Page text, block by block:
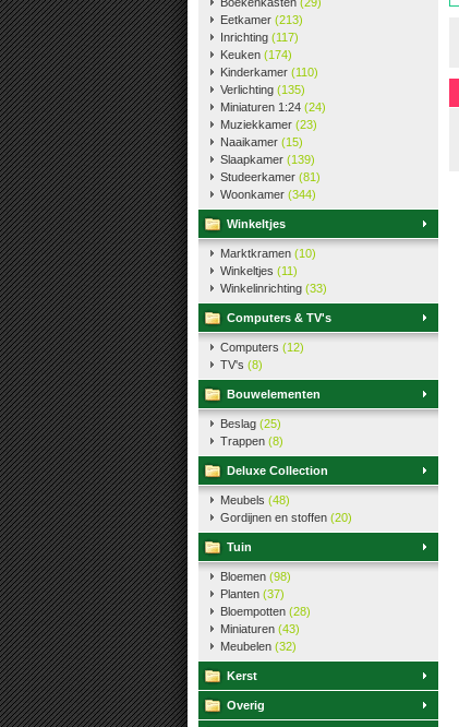
Eetkamer (213)
Inrichting (117)
Keuken (174)
Kinderkamer (110)
Verlichting (135)
Miniaturen 1:24 (24)
Muziekkamer (23)
Naaikamer (15)
Slaapkamer (139)
Studeerkamer (81)
Woonkamer (344)
Winkeltjes
Marktkramen (10)
Winkeltjes (11)
Winkelinrichting (33)
Computers & TV's
Computers (12)
TV's (8)
Bouwelementen
Beslag (25)
Trappen (8)
Deluxe Collection
Meubels (48)
Gordijnen en stoffen (20)
Tuin
Bloemen (98)
Planten (37)
Bloempotten (28)
Miniaturen (43)
Meubelen (32)
Kerst
Overig